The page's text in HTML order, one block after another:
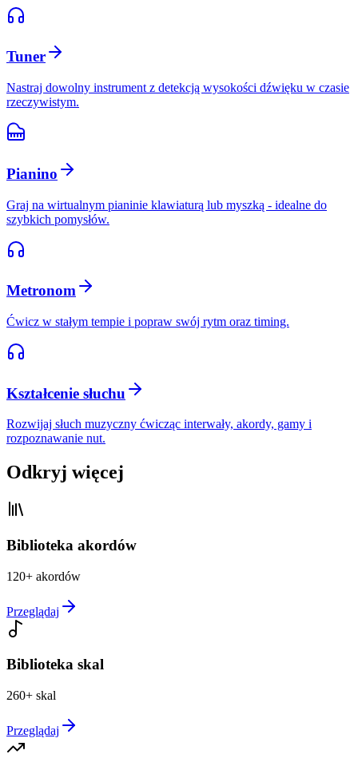
Tuner
Nastraj dowolny instrument z detekcją wysokości dźwięku w czasie
rzeczywistym.
Pianino
Graj na wirtualnym pianinie klawiaturą lub myszką - idealne do
szybkich pomysłów.
Metronom
Ćwicz w stałym tempie i popraw swój rytm oraz timing.
Kształcenie słuchu
Rozwijaj słuch muzyczny ćwicząc interwały, akordy, gamy i
rozpoznawanie nut.
Odkryj więcej
Biblioteka akordów
120+ akordów
Przeglądaj
Biblioteka skal
260+ skal
Przeglądaj